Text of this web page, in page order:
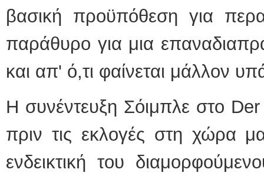
βασική προϋπόθεση για
παράθυρο για μια
και απ' ό,τι φαίνεται μάλλον
Η συνέντευξη Σόιμπλε στο
πριν τις εκλογές στη χώρα
ενδεικτική του